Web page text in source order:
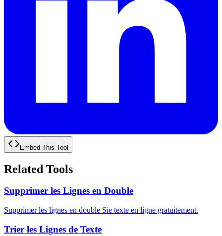
Embed This Tool
Related Tools
Supprimer les Lignes en Double
Supprimer les lignes en double Sie texte en ligne gratuitement.
Trier les Lignes de Texte